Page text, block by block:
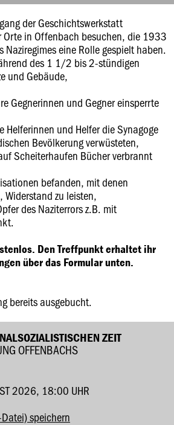
der Geschichtswerkstatt
Orte in Offenbach besuchen, die 1933
eine Rolle gespielt haben.
des 1 1/2 bis 2-stündigen
und Gebäude,
Gegnerinnen und Gegner einsperrte
Helferinnen und Helfer die Synagoge
Bevölkerung verwüsteten,
Scheiterhaufen Bücher verbrannt
befanden, mit denen
Widerstand zu leisten,
des Naziterrors z.B. mit
Den Treffpunkt erhaltet ihr
über das Formular unten.
bereits ausgebucht.
ZEIT
OFFENBACHS
2026, 18:00 UHR
speichern